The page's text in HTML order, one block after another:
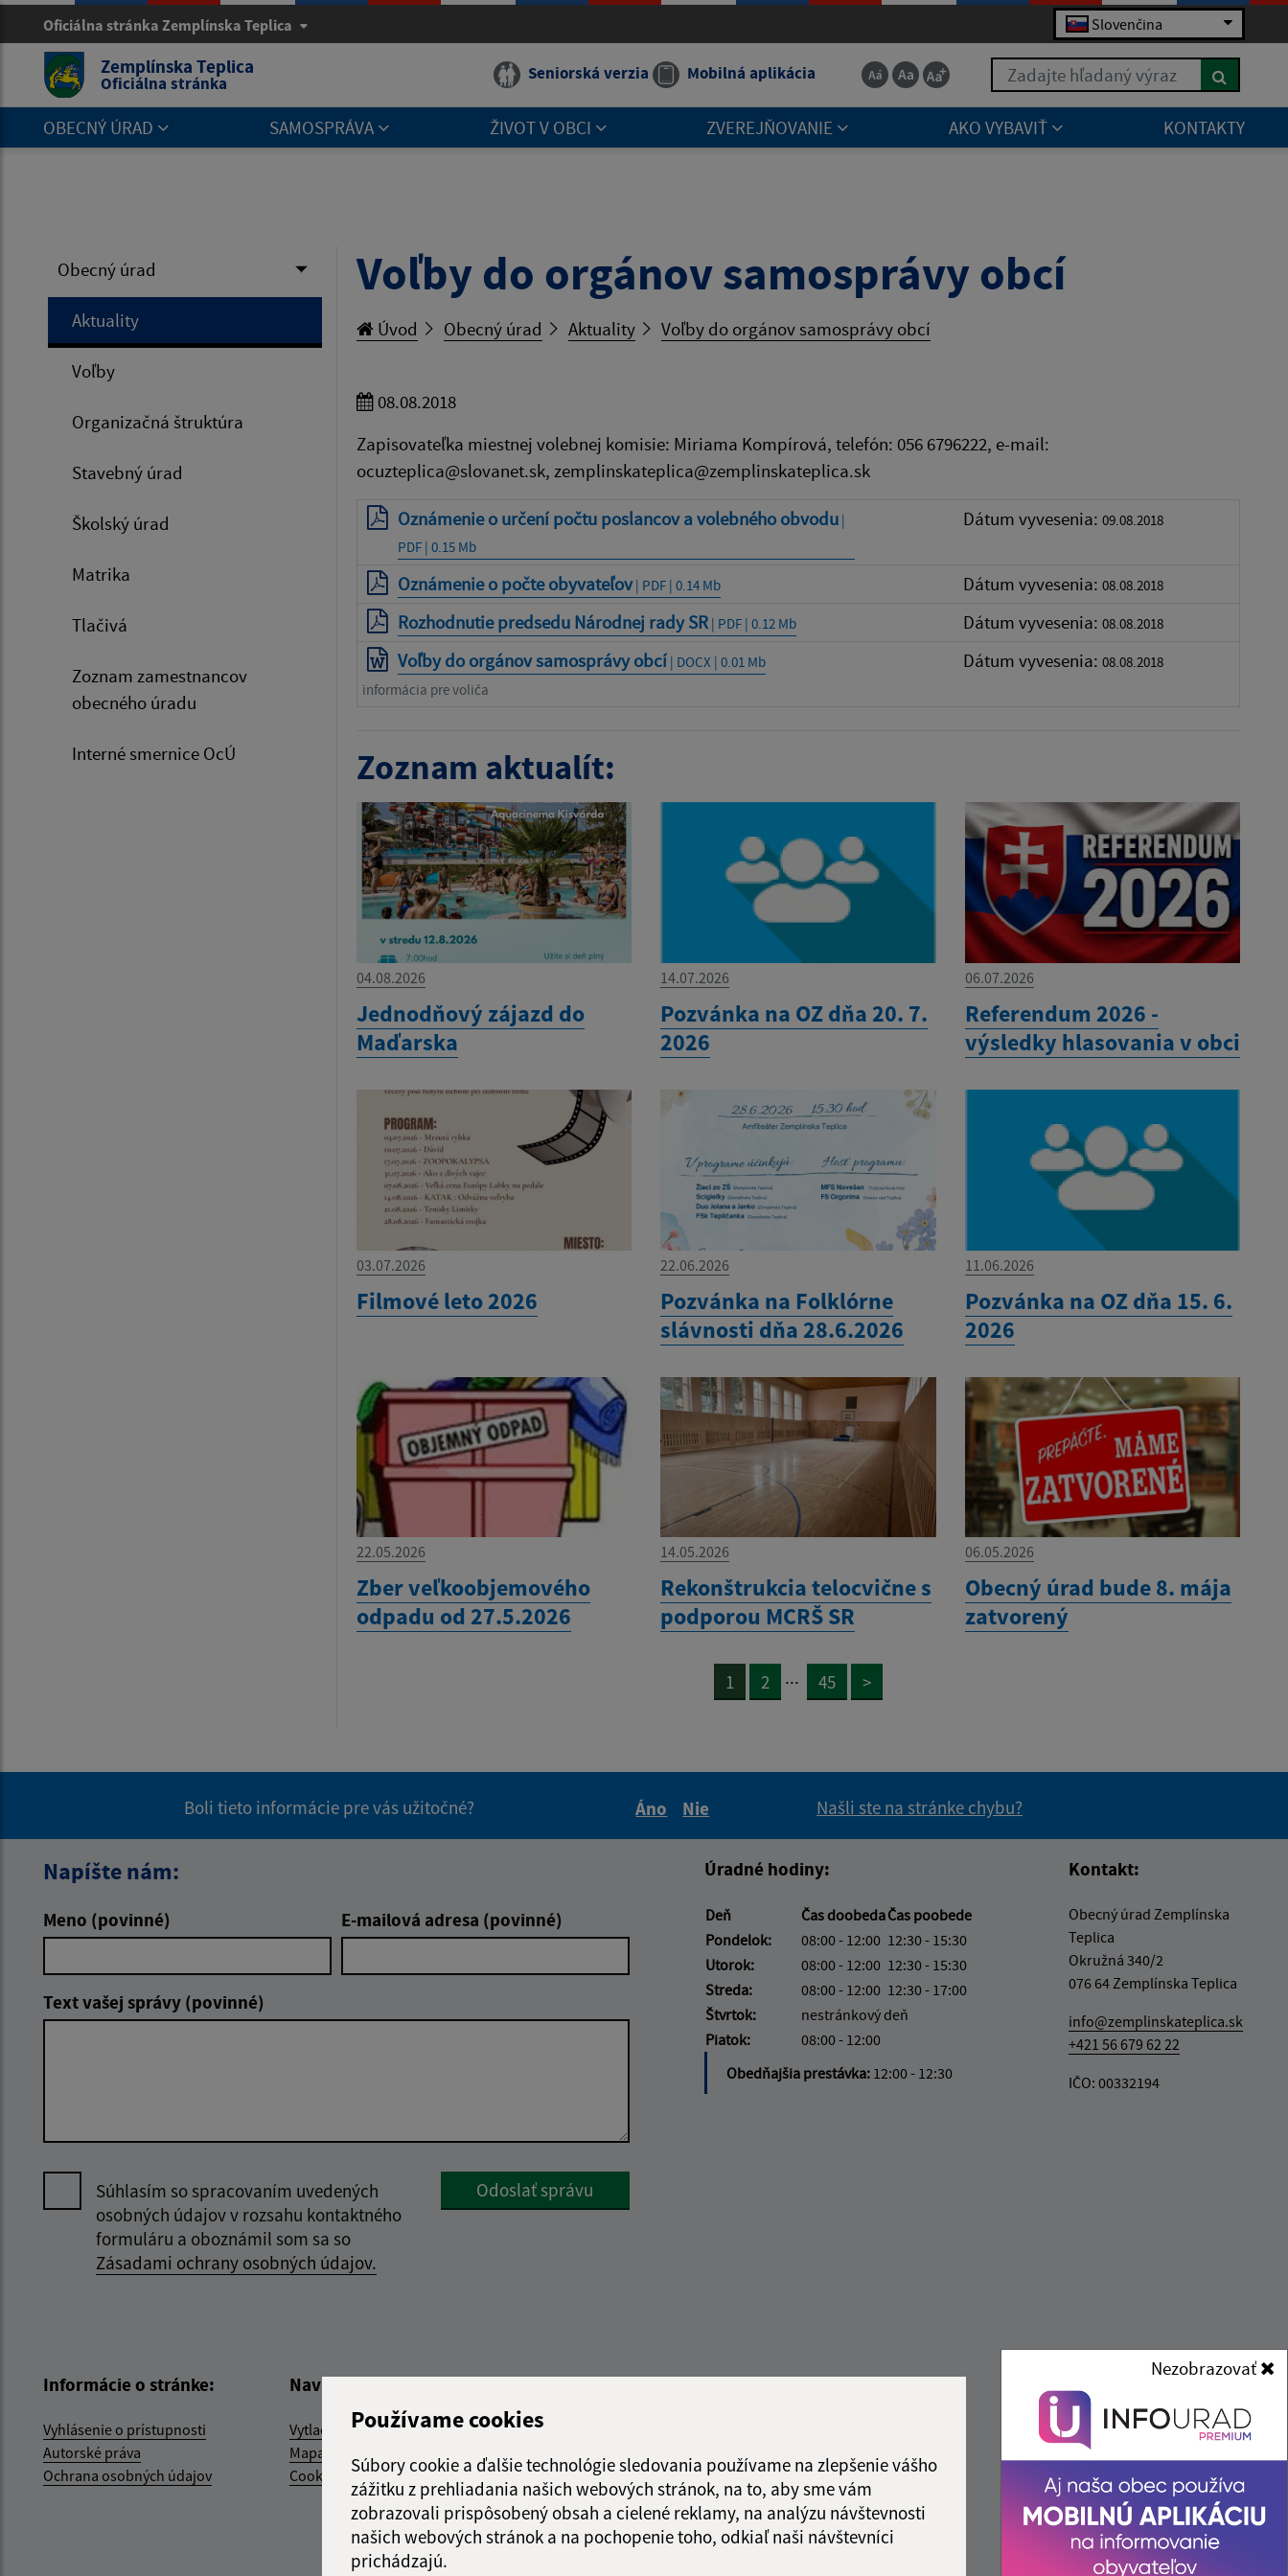
Používame cookies
Súbory cookie a ďalšie technológie sledovania používame na zlepšenie vášho
zážitku z prehliadania našich webových stránok, na to, aby sme vám
zobrazovali prispôsobený obsah a cielené reklamy, na analýzu návštevnosti
našich webových stránok a na pochopenie toho, odkiaľ naši návštevníci
prichádzajú.
Nezobrazovať
Oficiálna stránka Zemplínska Teplica Slovenčina
Zemplínska Teplica
Oficiálna stránka Seniorská verzia Mobilná aplikácia Zadajte hľadaný výraz
OBECNÝ ÚRAD SAMOSPRÁVA ŽIVOT V OBCI ZVEREJŇOVANIE AKO VYBAVIŤ KONTAKTY
Obecný úrad
Aktuality
Voľby
Organizačná štruktúra
Stavebný úrad
Školský úrad
Matrika
Tlačivá
Zoznam zamestnancov
obecného úradu
Interné smernice OcÚ
Voľby do orgánov samosprávy obcí
Úvod Obecný úrad Aktuality Voľby do orgánov samosprávy obcí
08.08.2018
Zapisovateľka miestnej volebnej komisie: Miriama Kompírová, telefón: 056 6796222, e-mail:
ocuzteplica@slovanet.sk, zemplinskateplica@zemplinskateplica.sk
Oznámenie o určení počtu poslancov a volebného obvodu|
PDF | 0.15 Mb
Dátum vyvesenia: 09.08.2018
Oznámenie o počte obyvateľov| PDF | 0.14 Mb Dátum vyvesenia: 08.08.2018
Rozhodnutie predsedu Národnej rady SR| PDF | 0.12 Mb Dátum vyvesenia: 08.08.2018
Voľby do orgánov samosprávy obcí | DOCX | 0.01 Mb Dátum vyvesenia: 08.08.2018
informácia pre voliča
Zoznam aktualít:
04.08.2026
Jednodňový zájazd do
Maďarska
14.07.2026
Pozvánka na OZ dňa 20. 7.
2026
06.07.2026
Referendum 2026 -
výsledky hlasovania v obci
03.07.2026
Filmové leto 2026
22.06.2026
Pozvánka na Folklórne
slávnosti dňa 28.6.2026
11.06.2026
Pozvánka na OZ dňa 15. 6.
2026
22.05.2026
Zber veľkoobjemového
odpadu od 27.5.2026
14.05.2026
Rekonštrukcia telocvične s
podporou MCRŠ SR
06.05.2026
Obecný úrad bude 8. mája
zatvorený
1 2 ... 45 >
Boli tieto informácie pre vás užitočné?
Áno
Nie
Našli ste na stránke chybu?
Napíšte nám:
Meno (povinné) E-mailová adresa (povinné)
Text vašej správy (povinné)
Súhlasím so spracovaním uvedených
osobných údajov v rozsahu kontaktného
formuláru a oboznámil som sa so
Zásadami ochrany osobných údajov.
Odoslať správu
Úradné hodiny:
Deň Čas doobedaČas poobede
Pondelok:
08:00 - 12:00 12:30 - 15:30
Utorok:
08:00 - 12:00 12:30 - 15:30
Streda:
08:00 - 12:00 12:30 - 17:00
Štvrtok:
nestránkový deň
Piatok:
08:00 - 12:00
Obedňajšia prestávka: 12:00 - 12:30
Kontakt:
Obecný úrad Zemplínska
Teplica
Okružná 340/2
076 64 Zemplínska Teplica
info@zemplinskateplica.sk
+421 56 679 62 22
IČO: 00332194
Informácie o stránke:
Vyhlásenie o prístupnosti
Autorské práva
Ochrana osobných údajov
Navigácia:
Vytlačiť aktuálnu stránku
Mapa stránok
Cookies
Rýchle odkazy:
Obecný úrad
Fotogaléria
Školstvo
Aktualizované:
RSS
Správca obsahu:
Správca obsahu je Obec
Zemplínska Teplica.
Vytvorené v súlade s
Jednotným
dizajn manuálom elektronických
služieb.